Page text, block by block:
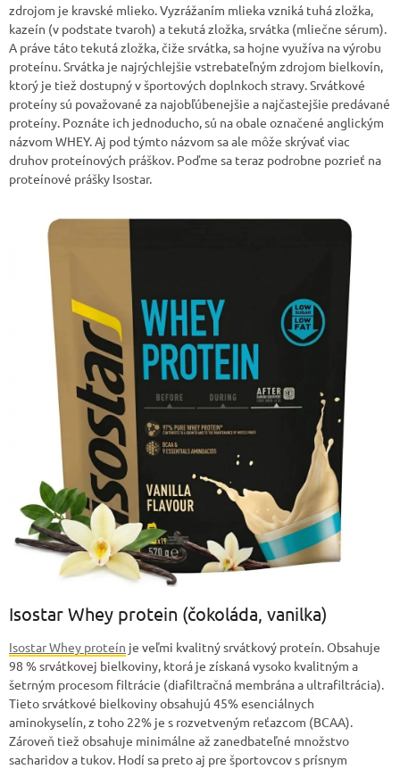
zdrojom je kravské mlieko. Vyzrážaním mlieka vzniká tuhá zložka,
kazeín (v podstate tvaroh) a tekutá zložka, srvátka (mliečne sérum).
A práve táto tekutá zložka, čiže srvátka, sa hojne využíva na výrobu
proteínu. Srvátka je najrýchlejšie vstrebateľným zdrojom bielkovín,
ktorý je tiež dostupný v športových doplnkoch stravy. Srvátkové
proteíny sú považované za najobľúbenejšie a najčastejšie predávané
proteíny. Poznáte ich jednoducho, sú na obale označené anglickým
názvom WHEY. Aj pod týmto názvom sa ale môže skrývať viac
druhov proteínových práškov. Poďme sa teraz podrobne pozrieť na
proteínové prášky Isostar.
Isostar Whey protein (čokoláda, vanilka)
Isostar Whey proteín je veľmi kvalitný srvátkový proteín. Obsahuje
98 % srvátkovej bielkoviny, ktorá je získaná vysoko kvalitným a
šetrným procesom filtrácie (diafiltračná membrána a ultrafiltrácia).
Tieto srvátkové bielkoviny obsahujú 45% esenciálnych
aminokyselín, z toho 22% je s rozvetveným reťazcom (BCAA).
Zároveň tiež obsahuje minimálne až zanedbateľné množstvo
sacharidov a tukov. Hodí sa preto aj pre športovcov s prísnym